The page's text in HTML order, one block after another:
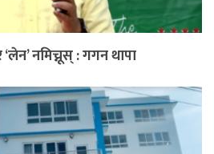
नमिच्नूस् : गगन थापा